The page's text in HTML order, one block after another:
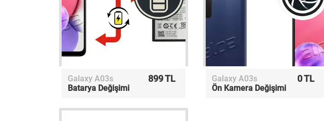
Galaxy A03s 899 TL
Batarya Değişimi
Galaxy A03s 0 TL
Ön Kamera Değişimi